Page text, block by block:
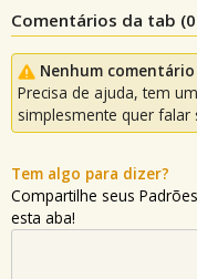
Comentários da tab (0
Nenhum
Precisa de ajuda, tem
simplesmente quer falar
Tem algo para dizer?
Compartilhe seus
esta aba!